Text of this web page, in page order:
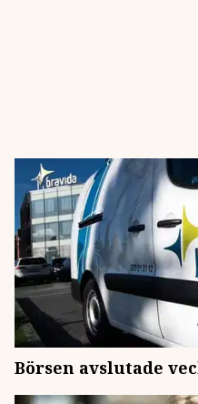
Börsen avslutade